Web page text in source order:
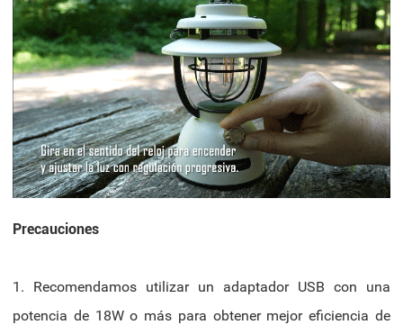
Precauciones
1. Recomendamos utilizar un adaptador USB con una
potencia de 18W o más para obtener mejor eficiencia de